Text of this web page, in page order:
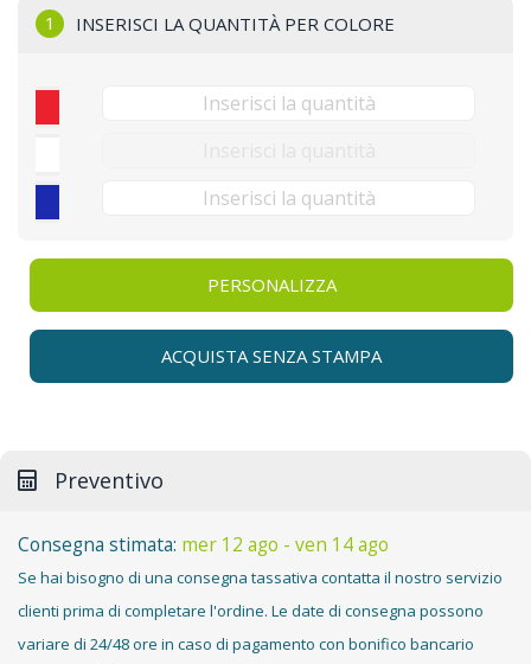
1 INSERISCI LA QUANTITÀ PER COLORE
PERSONALIZZA
ACQUISTA SENZA STAMPA
Preventivo
Consegna stimata: mer 12 ago - ven 14 ago
Se hai bisogno di una consegna tassativa contatta il nostro servizio
clienti prima di completare l'ordine. Le date di consegna possono
variare di 24/48 ore in caso di pagamento con bonifico bancario